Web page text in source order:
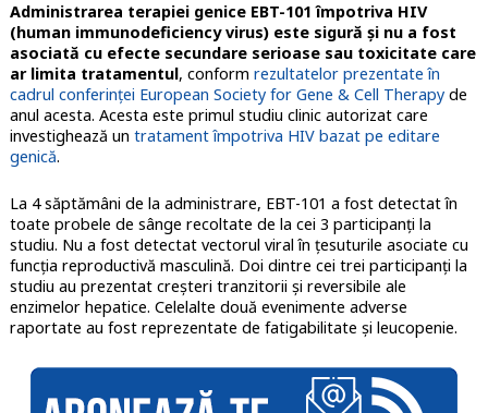
Administrarea terapiei genice EBT-101 împotriva HIV
(human immunodeficiency virus) este sigură și nu a fost
asociată cu efecte secundare serioase sau toxicitate care
ar limita tratamentul, conform rezultatelor prezentate în
cadrul conferinței European Society for Gene & Cell Therapyde
anul acesta. Acesta este primul studiu clinic autorizat care
investighează un tratament împotriva HIV bazat pe editare
genică.
La 4 săptămâni de la administrare, EBT-101 a fost detectat în
toate probele de sânge recoltate de la cei 3 participanți la
studiu. Nu a fost detectat vectorul viral în țesuturile asociate cu
funcția reproductivă masculină. Doi dintre cei trei participanți la
studiu au prezentat creșteri tranzitorii și reversibile ale
enzimelor hepatice. Celelalte două evenimente adverse
raportate au fost reprezentate de fatigabilitate și leucopenie.